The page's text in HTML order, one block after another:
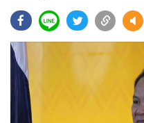
• Good health & Well-being
• Green Innovation & SD
Management & HR
MGR Live
Infographic